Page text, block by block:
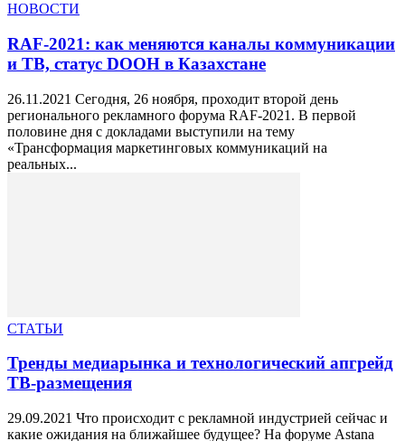
НОВОСТИ
RAF-2021: как меняются каналы коммуникации
и ТВ, статус DOOH в Казахстане
26.11.2021 Сегодня, 26 ноября, проходит второй день
регионального рекламного форума RAF-2021. В первой
половине дня с докладами выступили на тему
«Трансформация маркетинговых коммуникаций на
реальных...
СТАТЬИ
Тренды медиарынка и технологический апгрейд
ТВ-размещения
29.09.2021 Что происходит с рекламной индустрией сейчас и
какие ожидания на ближайшее будущее? На форуме Astanа